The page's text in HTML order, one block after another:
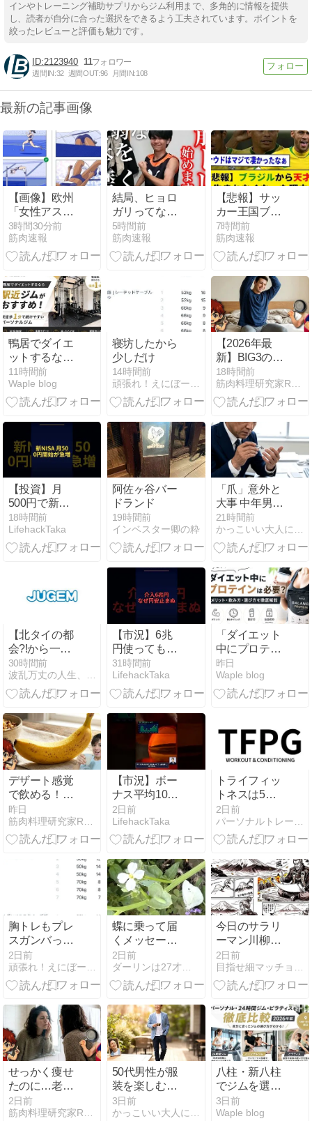
インやトレーニング補助サプリからジム利用まで、多角的に情報を提供
し、読者が自分に合った選択をできるよう工夫されています。ポイントを
絞ったレビューと評価も魅力です。
2123940 11
週間IN:32 週間OUT:96 月間IN:108
最新の記事画像
【画像】欧州
「女性アスリ
ートを性的対
象にするポー
ズがこれだ」
3時間30分前
筋肉速報
結局、ヒョロ
ガリってなん
で体鍛えない
の?????
5時間前
筋肉速報
【悲報】サッ
カー王国ブラ
ジルで進むサ
ッカー離れ
36％が「関心
7時間前
筋肉速報
鴨居でダイエ
ットするなら
駅近ジムがお
すすめ！駅徒
歩1分で続け
ナルジム
11時間前
Waple blog
寝坊したから
少しだけ
14時間前
頑張れ！えにぼー筋トレ日記
【2026年最
新】BIG3の重
量が伸びない
原因は「神経
疲労」！着る
促すおすすめ
リカバリーウ
ェア5選
18時間前
筋肉料理研究家Ryotaのレシピブログ
【投資】月
500円で新
NISAを始める
人が急増中の
ワケ ep230
18時間前
LifehackTaka
阿佐ヶ谷バー
ドランド
19時間前
インベスター卿の粋
「爪」意外と
大事 中年男性
は指先で清潔
感
21時間前
かっこいい大人になるための筋トレブログ
【北タイの都
会?!から一
言】誇り間違
い
30時間前
波乱万丈の人生、そして… 旅立ち♪
【市況】6兆
円使っても円
安が止まらな
い構造的理由
ep229
31時間前
LifehackTaka
「ダイエット
中にプロテイ
ンは必要？痩
せるための飲
み方・選び方
昨日
Waple blog
デザート感覚
で飲める！ビ
ーレジェンド
のソイプロテ
イン【とろけ
味】を徹底レ
昨日
【市況】ボー
ナス平均104
万円！でも9
割に無関係な
理由 ep228
2日前
LifehackTaka
トライフィッ
トネスは5周
年をむかえま
した！
2日前
胸トレもプレ
スガンバって
みた
2日前
蝶に乗って届
くメッセージ
— ワイス博士
の本と、ふた
つの見送りの
2日前
今日のサラリ
ーマン川柳の
お題は、人間
関係・同僚
2日前
せっかく痩せ
たのに…老け
て見えるのは
何故？美しく
2日前
50代男性が服
装を楽しむべ
き理由
3日前
八柱・新八柱
でジムを選ぶ
なら？パーソ
ナル・24時間
3日前
Waple blog